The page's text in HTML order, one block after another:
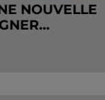
NOUVELLE